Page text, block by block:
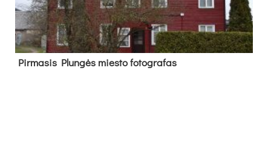
Pir­ma­sis Plun­gės mies­to fo­tog­ra­fas